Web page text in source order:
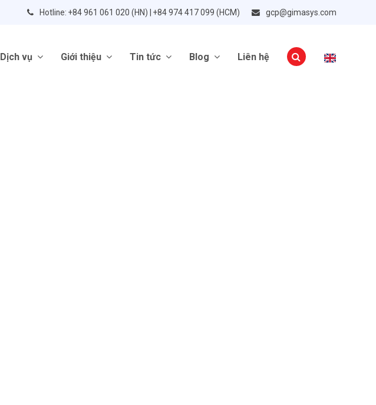
Hotline: +84 961 061 020 (HN) | +84 974 417 099 (HCM) gcp@gimasys.com
Dịch vụ Giới thiệu Tin tức Blog Liên hệ